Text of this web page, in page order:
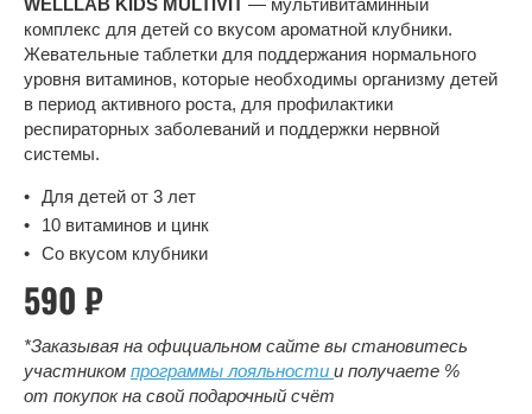
комплекс для детей со вкусом ароматной клубники.
Жевательные таблетки для поддержания нормального
уровня витаминов, которые необходимы организму детей
в период активного роста, для профилактики
респираторных заболеваний и поддержки нервной
системы.
Для детей от 3 лет
10 витаминов и цинк
Со вкусом клубники
590 ₽
*Заказывая на официальном сайте вы становитесь
участником программы лояльности и получаете %
от покупок на свой подарочный счёт